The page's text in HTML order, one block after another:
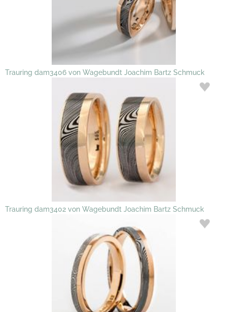
Trauring dam3406 von Wagebundt Joachim Bartz Schmuck
Trauring dam3402 von Wagebundt Joachim Bartz Schmuck